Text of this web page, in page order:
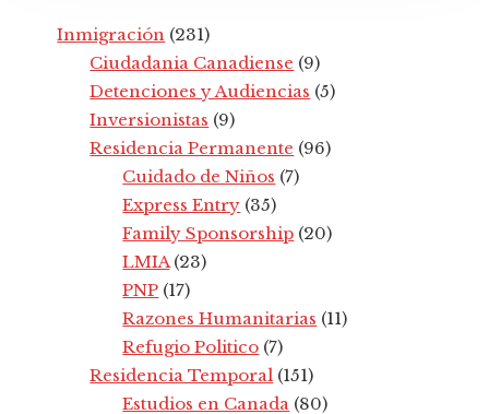
Inmigración (231)
Ciudadania Canadiense (9)
Detenciones y Audiencias (5)
Inversionistas (9)
Residencia Permanente (96)
Cuidado de Niños (7)
Express Entry (35)
Family Sponsorship (20)
LMIA(23)
PNP (17)
Razones Humanitarias (11)
Refugio Politico (7)
Residencia Temporal (151)
Estudios en Canada (80)